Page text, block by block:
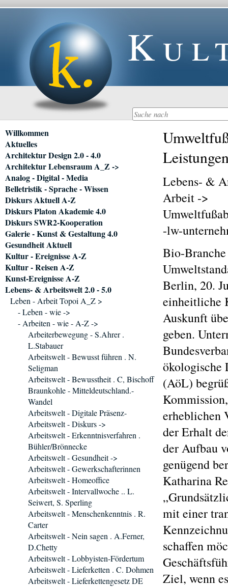
Lebens- &
Arbeit ->
-lw-
Bio-
Berlin, 20.
einheitliche
Auskunft
geben.
ökologische
(AöL)
erheblichen
der Erhalt
der Aufbau
genügend
Katharina
mit einer
schaffen
Ziel, wenn
Navigation
überspringen
Willkommen
Aktuelles
Architektur Design 2.0 - 4.0
Architektur Lebensraum A_Z ->
Analog - Digital - Media
Belletristik - Sprache - Wissen
Diskurs Aktuell A-Z
Diskurs Platon Akademie 4.0
Diskurs SWR2-Kooperation
Galerie - Kunst & Gestaltung 4.0
Gesundheit Aktuell
Kultur - Ereignisse A-Z
Kultur - Reisen A-Z
Kunst-Ereignisse A-Z
Lebens- & Arbeitswelt 2.0 - 5.0
Leben - Arbeit Topoi A_Z >
- Leben - wie ->
- Arbeiten - wie - A-Z ->
Arbeiterbewegung - S.Ahrer .
L.Stabauer
Arbeitswelt - Bewusst führen . N.
Seligman
Arbeitswelt - Bewusstheit . C, Bischoff
Braunkohle - Mitteldeutschland.-
Wandel
Arbeitswelt - Digitale Präsenz-
Arbeitswelt - Diskurs ->
Arbeitswelt - Erkenntnisverfahren .
Bühler/Brönnecke
Arbeitswelt - Gesundheit ->
Arbeitswelt - Gewerkschafterinnen
Arbeitswelt - Homeoffice
Arbeitswelt - Intervallwoche .. L.
Seiwert, S. Sperling
Arbeitswelt - Menschenkenntnis . R.
Carter
Arbeitswelt - Nein sagen . A.Ferner,
D.Chetty
Arbeitswelt - Lobbyisten-Fördertum
Arbeitswelt - Lieferketten . C. Dohmen
Arbeitswelt - Lieferkettengesetz DE